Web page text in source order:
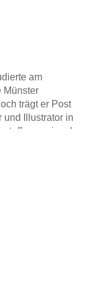
am
Münster
trägt er Post
und Illustrator in
de